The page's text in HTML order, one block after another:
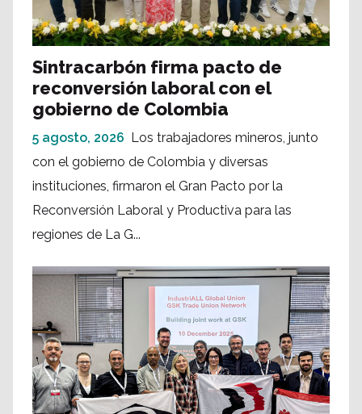
Sintracarbón firma pacto de
reconversión laboral con el
gobierno de Colombia
5 agosto, 2026 Los trabajadores mineros, junto
con el gobierno de Colombia y diversas
instituciones, firmaron el Gran Pacto por la
Reconversión Laboral y Productiva para las
regiones de La G...